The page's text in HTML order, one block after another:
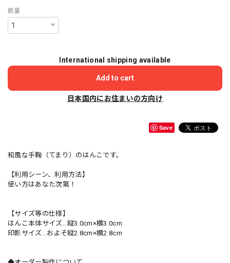
数量
International shipping available
Add to cart
日本国内にお住まいの方向け
Save
和風な手鞠（てまり）のはんこです。
【利用シーン、利用方法】
使い方はあなた次第！
【サイズ等の仕様】
はんこ本体サイズ…縦3.0cm×横3.0cm
印影サイズ…およそ縦2.8cm×横2.8cm